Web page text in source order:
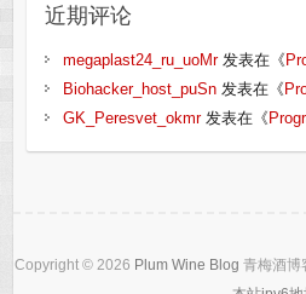
近期评论
megaplast24_ru_uoMr发表在《
Biohacker_host_puSn发表在《
GK_Peresvet_okmr发表在《
Copyright © 2026 Plum Wine Blog 青梅酒博